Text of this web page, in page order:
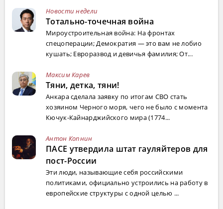
Новости недели
Тотально-точечная война
Мироустроительная война: На фронтах
спецоперации; Демократия — это вам не лобио
кушать; Евроразвод и девичья фамилия; От...
Максим Карев
Тяни, детка, тяни!
Анкара сделала заявку по итогам СВО стать
хозяином Черного моря, чего не было с момента
Кючук-Кайнарджийского мира (1774...
Антон Копнин
ПАСЕ утвердила штат гауляйтеров для
пост-России
Эти люди, называющие себя российскими
политиками, официально устроились на работу в
европейские структуры с одной целью ...